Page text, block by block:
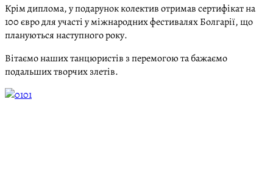
Крім диплома, у подарунок колектив отримав сертифікат на
100 євро для участі у міжнародних фестивалях Болгарії, що
плануються наступного року.
Вітаємо наших танцюристів з перемогою та бажаємо
подальших творчих злетів.
01